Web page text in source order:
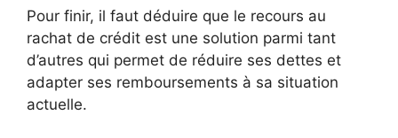
Pour finir, il faut déduire que le recours au
rachat de crédit est une solution parmi tant
d’autres qui permet de réduire ses dettes et
adapter ses remboursements à sa situation
actuelle.